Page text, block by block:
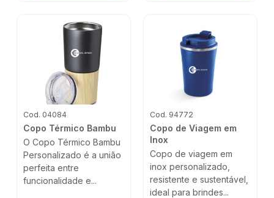
Cod. 04084
Copo Térmico Bambu
O Copo Térmico Bambu
Personalizado é a união
perfeita entre
funcionalidade e...
Cod. 94772
Copo de Viagem em
Inox
Copo de viagem em
inox personalizado,
resistente e sustentável,
ideal para brindes...